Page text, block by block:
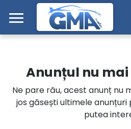
Mergi direct la conținutul principal
Autoturisme
Motociclete
Anunțul nu mai
Ne pare rău, acest anunț nu
jos găsești ultimele
putea